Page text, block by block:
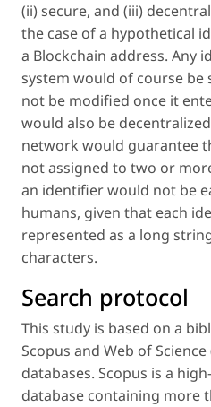
(ii) secure, and (iii)
the case of a hypothetical
a Blockchain address. Any
system would of course be
not be modified once it
would also be
network would guarantee
not assigned to two or
an identifier would not be
humans, given that each
represented as a long
characters.
Search protocol
This study is based on a
Scopus and Web of
databases. Scopus is a
database containing more